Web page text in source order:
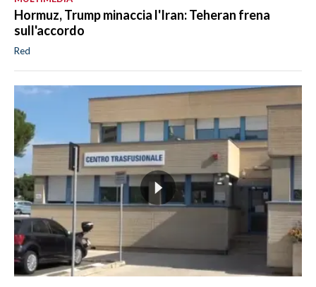
Hormuz, Trump minaccia l'Iran: Teheran frena
sull'accordo
Red